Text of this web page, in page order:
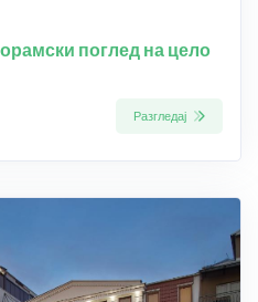
поглед на цело
Разгледај